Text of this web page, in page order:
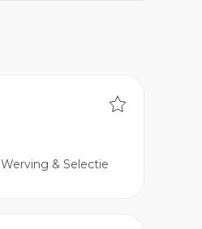
Werving & Selectie